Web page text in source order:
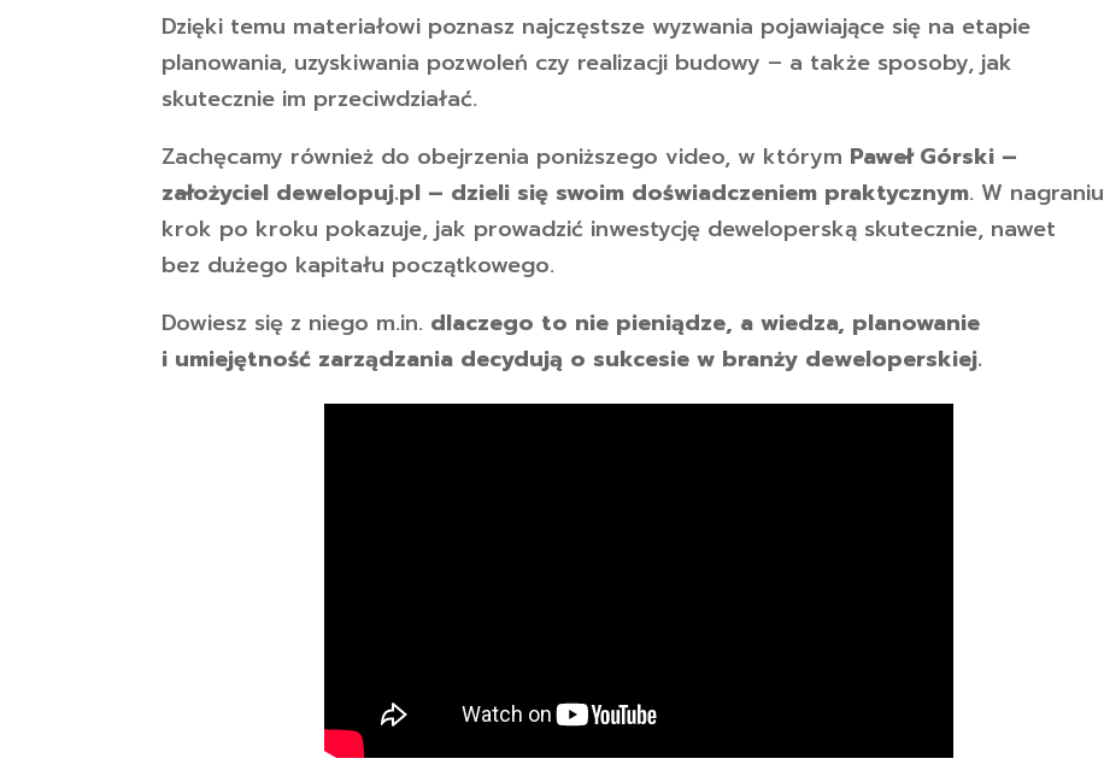
Dzięki temu materiałowi poznasz najczęstsze wyzwania pojawiające się na etapie
planowania, uzyskiwania pozwoleń czy realizacji budowy – a także sposoby, jak
skutecznie im przeciwdziałać.
Zachęcamy również do obejrzenia poniższego video, w którym Paweł Górski –
założyciel dewelopuj.pl – dzieli się swoim doświadczeniem praktycznym. W nagraniu
krok po kroku pokazuje, jak prowadzić inwestycję deweloperską skutecznie, nawet
bez dużego kapitału początkowego.
Dowiesz się z niego m.in. dlaczego to nie pieniądze, a wiedza, planowanie
i umiejętność zarządzania decydują o sukcesie w branży deweloperskiej.